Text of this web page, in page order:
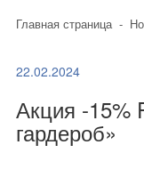
Главная страница -
22.02.2024
Акция -15%
гардероб»